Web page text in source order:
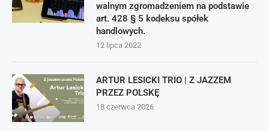
walnym zgromadzeniem na podstawie
art. 428 § 5 kodeksu spółek
handlowych.
12 lipca 2022
ARTUR LESICKI TRIO | Z JAZZEM
PRZEZ POLSKĘ
18 czerwca 2026